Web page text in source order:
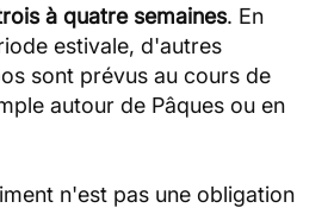
à quatre semaines. En
estivale, d'autres
sont prévus au cours de
autour de Pâques ou en
n'est pas une obligation